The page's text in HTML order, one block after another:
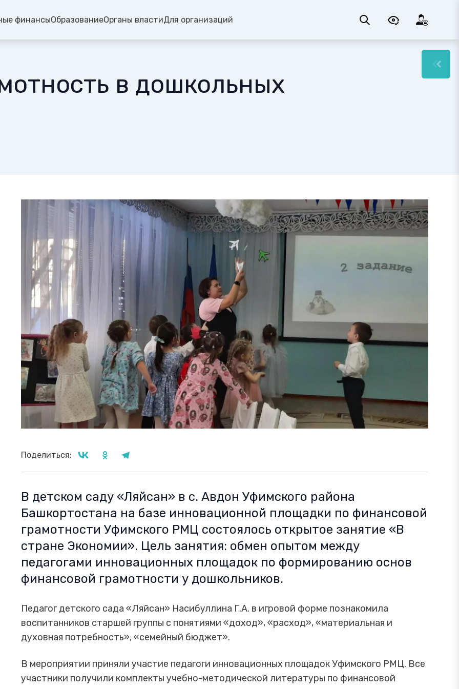
финансыОбразованиеОрганы властиДля организаций
в дошкольных
Поделиться:
В детском саду «Ляйсан» в с. Авдон Уфимского района
Башкортостана на базе инновационной площадки по финансовой
грамотности Уфимского РМЦ состоялось открытое занятие «В
стране Экономии». Цель занятия: обмен опытом между
педагогами инновационных площадок по формированию основ
финансовой грамотности у дошкольников.
Педагог детского сада «Ляйсан» Насибуллина Г.А. в игровой форме познакомила
воспитанников старшей группы с понятиями «доход», «расход», «материальная и
духовная потребность», «семейный бюджет».
В мероприятии приняли участие педагоги инновационных площадок Уфимского РМЦ. Все
участники получили комплекты учебно-методической литературы по финансовой